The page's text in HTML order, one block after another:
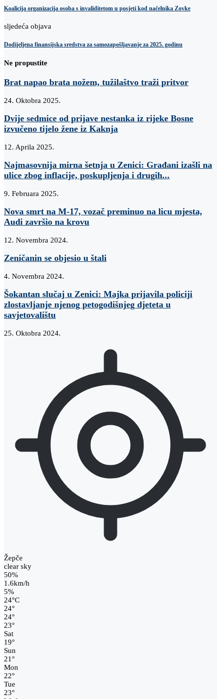
Koalicija organizacija osoba s invaliditetom u posjeti kod načelnika Zovke
sljedeća objava
Dodijeljena finansijska sredstva za samozapošljavanje za 2025. godinu
Ne propustite
Brat napao brata nožem, tužilaštvo traži pritvor
24. Oktobra 2025.
Dvije sedmice od prijave nestanka iz rijeke Bosne
izvučeno tijelo žene iz Kaknja
12. Aprila 2025.
Najmasovnija mirna šetnja u Zenici: Građani izašli na
ulice zbog inflacije, poskupljenja i drugih...
9. Februara 2025.
Nova smrt na M-17, vozač preminuo na licu mjesta,
Audi završio na krovu
12. Novembra 2024.
Zeničanin se objesio u štali
4. Novembra 2024.
Šokantan slučaj u Zenici: Majka prijavila policiji
zlostavljanje njenog petogodišnjeg djeteta u
savjetovalištu
25. Oktobra 2024.
Žepče
clear sky
50%
1.6km/h
5%
24°C
24°
24°
23°
Sat
19°
Sun
21°
Mon
22°
Tue
23°